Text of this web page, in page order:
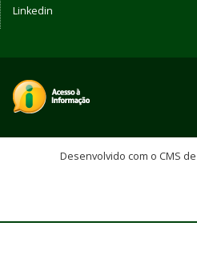
Linkedin
Desenvolvido com o CMS